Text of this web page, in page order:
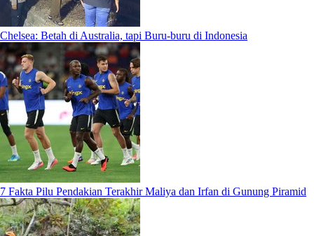
Chelsea: Betah di Australia, tapi Buru-buru di Indonesia
7 Fakta Pilu Pendakian Terakhir Maliya dan Irfan di Gunung Piramid